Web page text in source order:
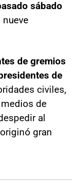
sábado
de gremios
de
civiles,
de
al
gran